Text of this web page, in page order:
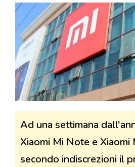
Ad una settimana
Xiaomi Mi Note e Xiaomi
secondo indiscrezioni il